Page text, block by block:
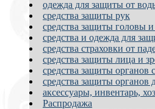
одежда для защиты от
средства защиты рук
средства защиты головы
средства и одежда для
средства страховки от
средства защиты лица и
средства защиты органов
средства защиты органов
аксессуары, инвентарь,
Распродажа